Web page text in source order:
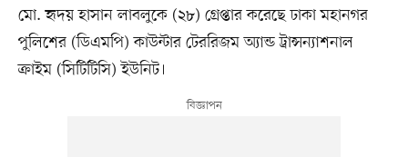
মো. হৃদয় হাসান লাবলুকে (২৮) গ্রেপ্তার করেছে ঢাকা মহানগর
পুলিশের (ডিএমপি) কাউন্টার টেররিজম অ্যান্ড ট্রান্সন্যাশনাল
ক্রাইম (সিটিটিসি) ইউনিট।